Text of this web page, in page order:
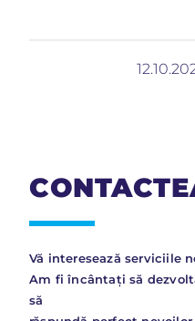
Vă interesează serviciile
Am fi încântați să
să